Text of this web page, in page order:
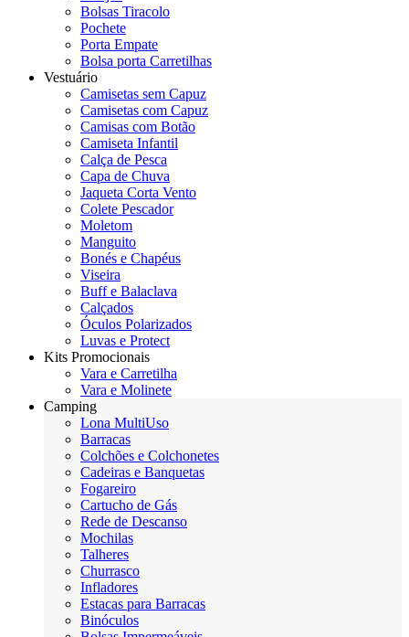
Bolsas Tiracolo
Pochete
Porta Empate
Bolsa porta Carretilhas
Vestuário
Camisetas sem Capuz
Camisetas com Capuz
Camisas com Botão
Camiseta Infantil
Calça de Pesca
Capa de Chuva
Jaqueta Corta Vento
Colete Pescador
Moletom
Manguito
Bonés e Chapéus
Viseira
Buff e Balaclava
Calçados
Óculos Polarizados
Luvas e Protect
Kits Promocionais
Vara e Carretilha
Vara e Molinete
Camping
Lona MultiUso
Barracas
Colchões e Colchonetes
Cadeiras e Banquetas
Fogareiro
Cartucho de Gás
Rede de Descanso
Mochilas
Talheres
Churrasco
Infladores
Estacas para Barracas
Binóculos